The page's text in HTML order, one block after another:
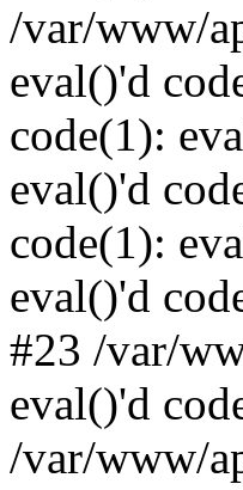
/var/www/
eval()'d
code(1):
eval()'d
code(1):
eval()'d
#23 /var/
eval()'d
/var/www/